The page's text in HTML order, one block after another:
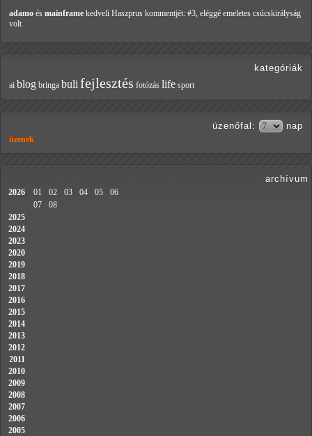
adamo és mainframe kedveli Haszprus kommentjét: #3, eléggé emeletes csúcskirályság
volt
kategóriák
ai blog bringa buli fejlesztés fotózás life sport
üzenőfal : nap
üzenek
archívum
2026 01 02 03 04 05
06
07
08
2025
2024
2023
2020
2019
2018
2017
2016
2015
2014
2013
2012
2011
2010
2009
2008
2007
2006
2005